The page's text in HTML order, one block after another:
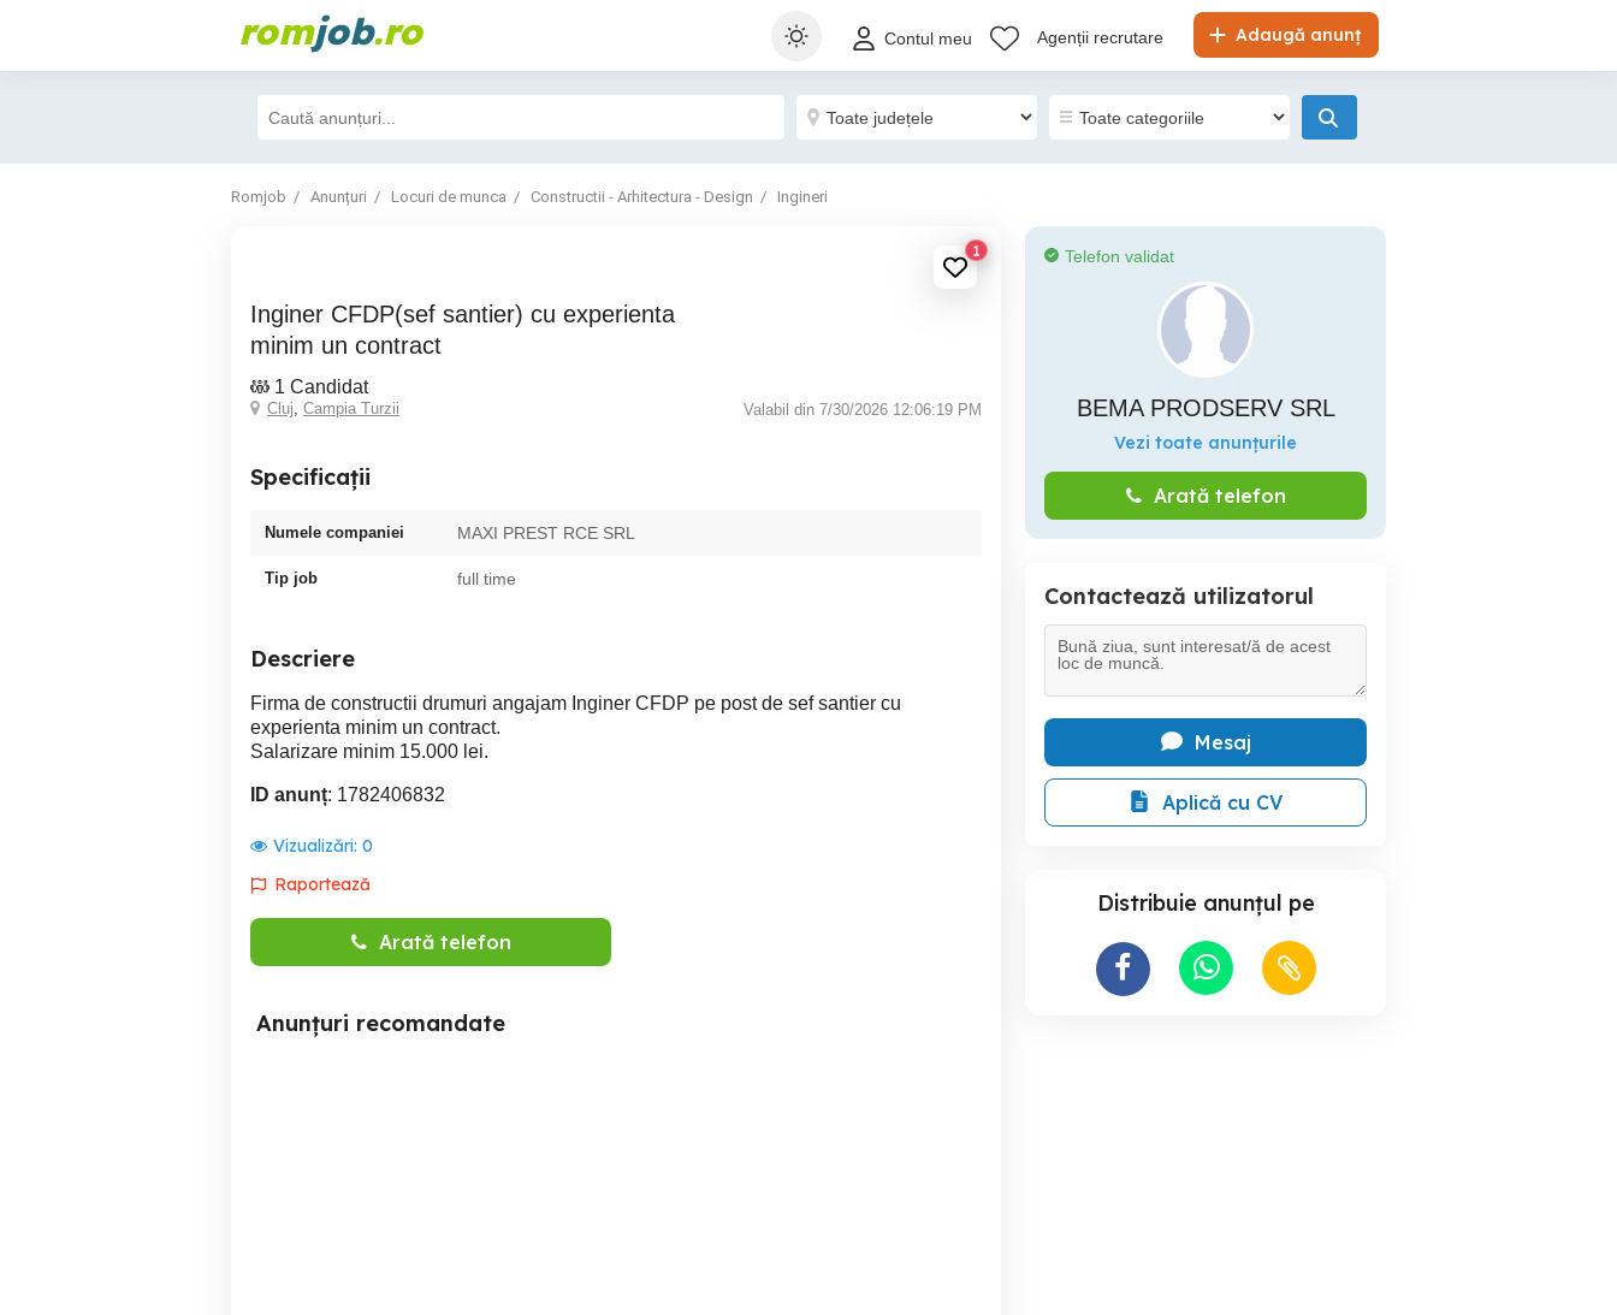
romjob.ro Adaugă anunț
Contul meu Agenții recrutare
Romjob Anunțuri Locuri de munca Constructii - Arhitectura - Design Ingineri
1
Inginer CFDP(sef santier) cu experienta
minim un contract
1 Candidat
Cluj, Campia Turzii Valabil din 7/30/2026 12:06:19 PM
Specificații
Numele companiei MAXI PREST RCE SRL
Tip job full time
Descriere
Firma de constructii drumuri angajam Inginer CFDP pe post de sef santier cu
experienta minim un contract.
Salarizare minim 15.000 lei.
ID anunț: 1782406832
Vizualizări: 0
Raportează
Arată telefon
Anunțuri recomandate
Telefon validat
BEMA PRODSERV SRL
Vezi toate anunțurile
Arată telefon
Contactează utilizatorul
Mesaj
Aplică cu CV
Distribuie anunțul pe